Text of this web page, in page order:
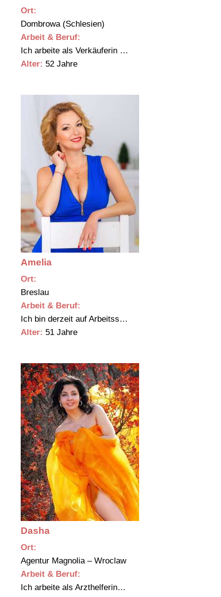
Ort:
Dombrowa (Schlesien)
Arbeit & Beruf:
Ich arbeite als Verkäuferin …
Alter: 52 Jahre
Amelia
Ort:
Breslau
Arbeit & Beruf:
Ich bin derzeit auf Arbeitss…
Alter: 51 Jahre
Dasha
Ort:
Agentur Magnolia – Wroclaw
Arbeit & Beruf:
Ich arbeite als Arzthelferin…